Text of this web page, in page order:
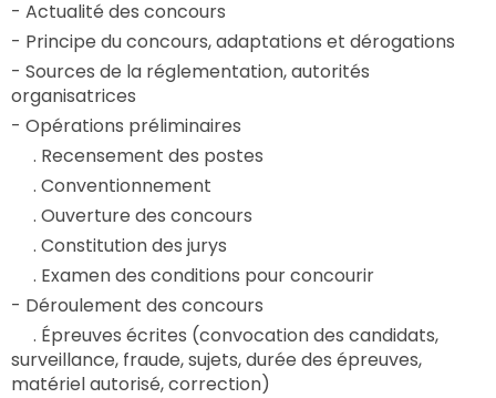
- Actualité des concours
- Principe du concours, adaptations et dérogations
- Sources de la réglementation, autorités
organisatrices
- Opérations préliminaires
. Recensement des postes
. Conventionnement
. Ouverture des concours
. Constitution des jurys
. Examen des conditions pour concourir
- Déroulement des concours
. Épreuves écrites (convocation des candidats,
surveillance, fraude, sujets, durée des épreuves,
matériel autorisé, correction)